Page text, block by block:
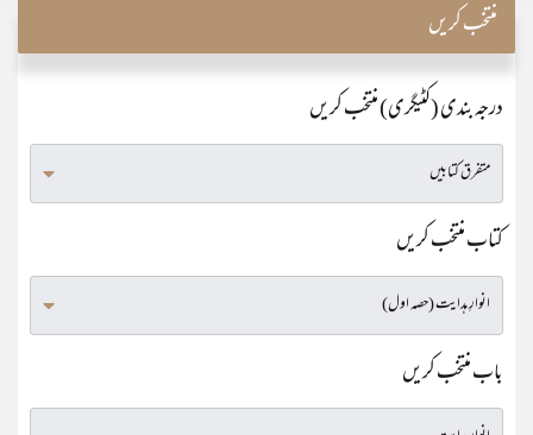
منتخب کریں
درجہ بندی (کٹیگری) منتخب کریں
کتاب منتخب کریں
باب منتخب کریں